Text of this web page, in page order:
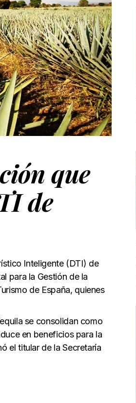
que
de
Inteligente (DTI) de
para la Gestión de la
de España, quienes
se consolidan como
en beneficios para la
el titular de la Secretaría